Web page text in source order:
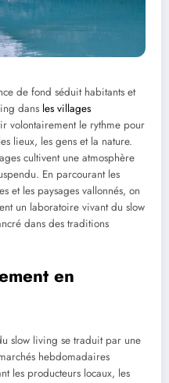
de fond séduit habitants et
dans les villages
volontairement le rythme pour
lieux, les gens et la nature.
cultivent une atmosphère
En parcourant les
et les paysages vallonnés, on
un laboratoire vivant du slow
dans des traditions
en
slow living se traduit par une
hebdomadaires
les producteurs locaux, les